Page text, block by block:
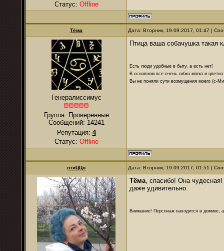
Статус: Offline
Тёма Дата: Вторник, 19.09.2017, 01:47 |
Генералиссимус
Группа: Проверенные
Сообщений: 14241
Репутация: 4
Статус: Offline
Птица ваша собачушка такая
Есть люди удобные в быту, а есть нет!
В основном все очень гибко мягко и цветно
Вы не поняли сути возмущения моего (с-
птиЦЦо Дата: Вторник, 19.09.2017, 01:51 |
Тёма, спасибо! Она
даже удивительно.
Внимание! Персонаж находится в домике,